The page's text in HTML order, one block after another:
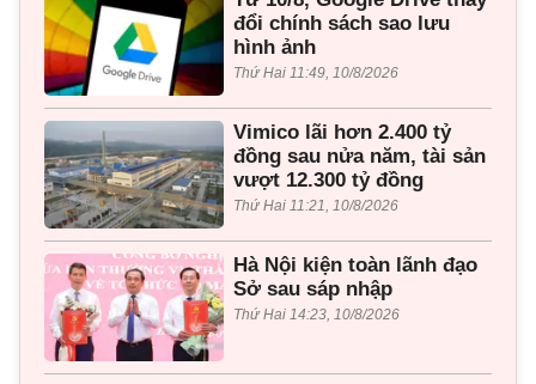
đổi chính sách sao lưu
hình ảnh
Thứ Hai 11:49, 10/8/2026
Vimico lãi hơn 2.400 tỷ
đồng sau nửa năm, tài sản
vượt 12.300 tỷ đồng
Thứ Hai 11:21, 10/8/2026
Hà Nội kiện toàn lãnh đạo
Sở sau sáp nhập
Thứ Hai 14:23, 10/8/2026